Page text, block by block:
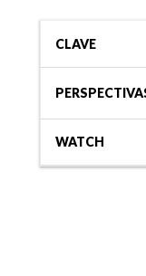
CLAVE
WATCH